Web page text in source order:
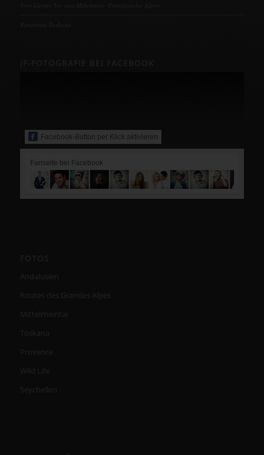
Facebook-Button per Klick aktivieren
Fanseite bei Facebook
Andalusien
Routes des Grandes Alpes
Mittelrheintal
Toskana